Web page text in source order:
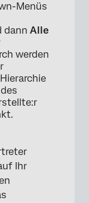
Menüs
dann Alle
werden
Ihr